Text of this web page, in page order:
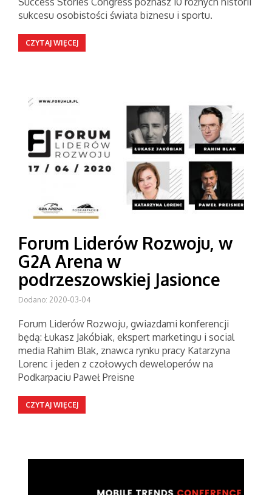
sukcesu osobistości świata biznesu i sportu.
CZYTAJ WIĘCEJ
Forum Liderów Rozwoju, w
G2A Arena w
podrzeszowskiej Jasionce
Dodano: 2020-03-04
Forum Liderów Rozwoju, gwiazdami konferencji
będą: Łukasz Jakóbiak, ekspert marketingu i social
media Rahim Blak, znawca rynku pracy Katarzyna
Lorenc i jeden z czołowych deweloperów na
Podkarpaciu Paweł Preisne
CZYTAJ WIĘCEJ